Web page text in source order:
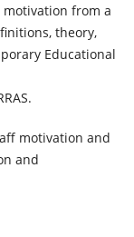
motivation from a
theory,
Educational
motivation and
and